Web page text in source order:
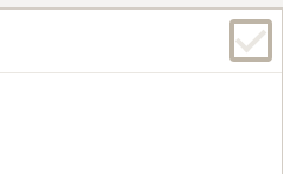
あり、そこでお花と線香を買って、お